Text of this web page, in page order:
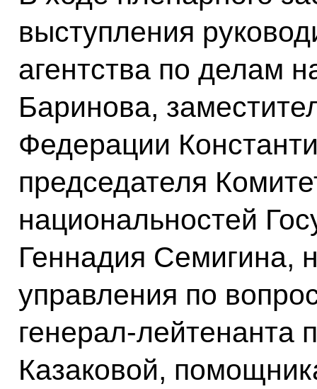
выступления
агентства по делам
Баринова,
Федерации
председателя
национальностей
Геннадия Семигина,
управления по
генерал-лейтенанта
Казаковой,